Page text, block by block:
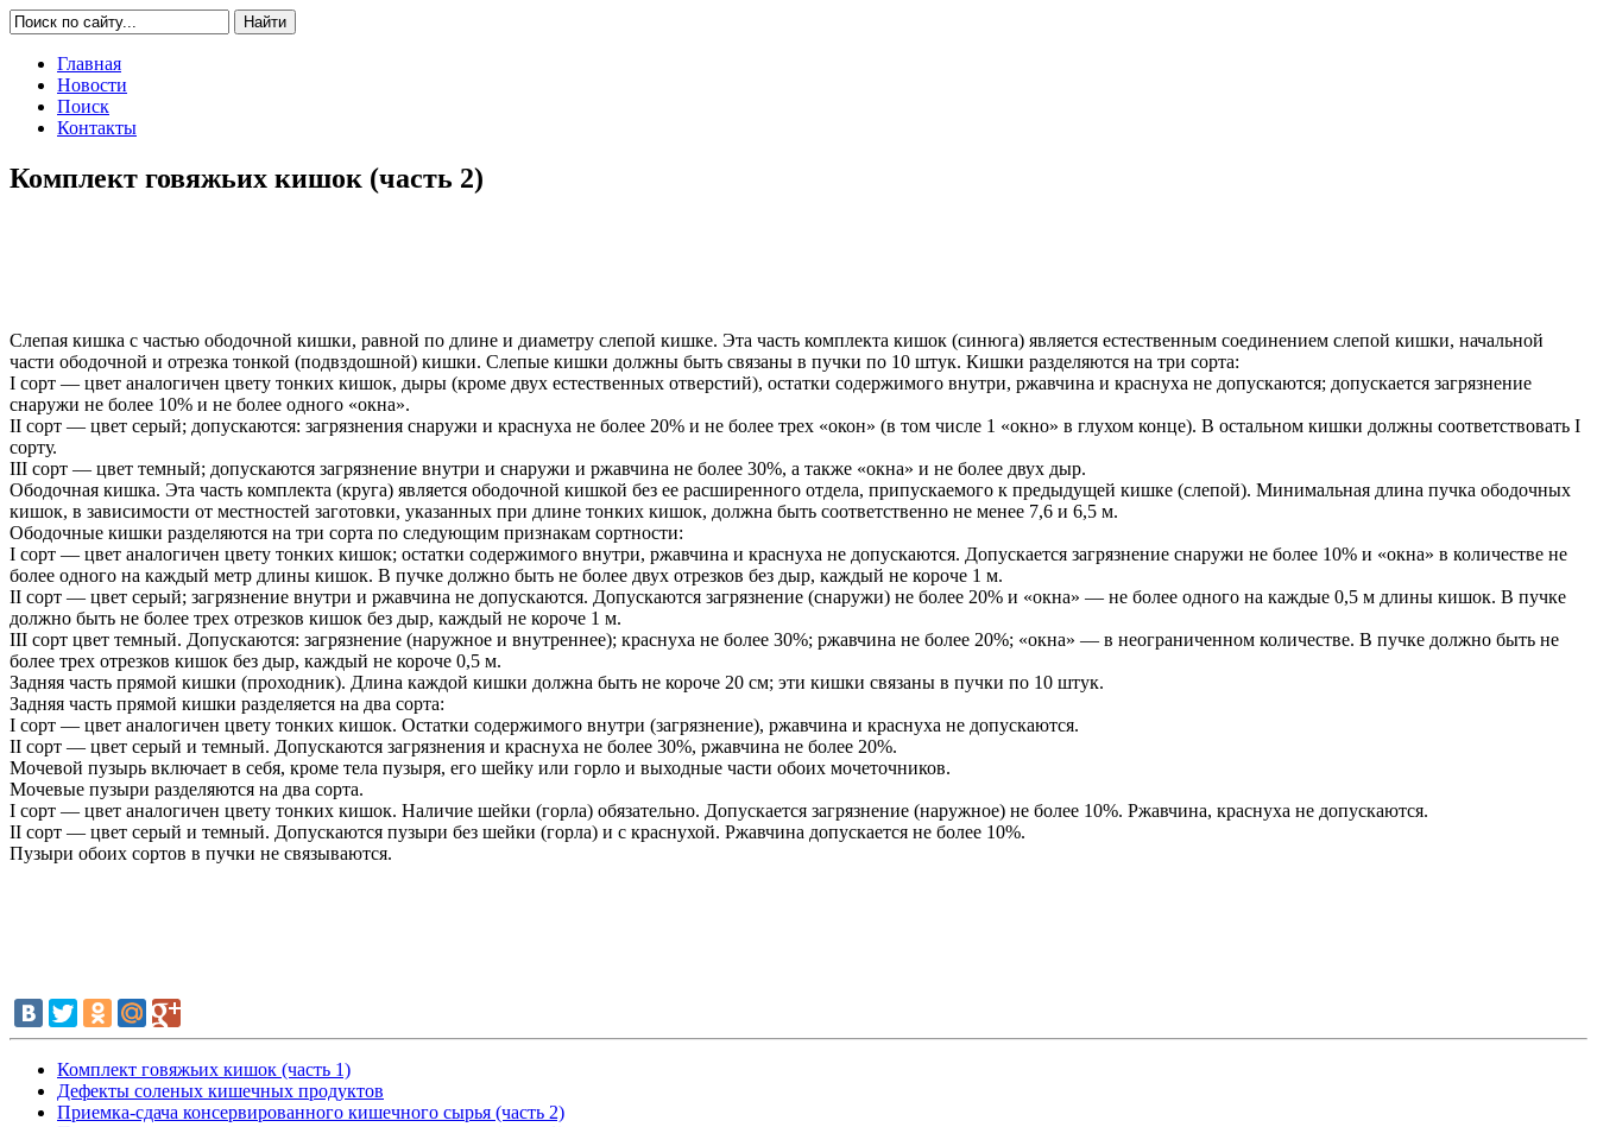
Главная
Новости
Поиск
Контакты
Комплект говяжьих кишок (часть 2)
Слепая кишка с частью ободочной кишки, равной по длине и диаметру слепой кишке. Эта часть комплекта кишок (синюга) является естественным соединением слепой кишки, начальной
части ободочной и отрезка тонкой (подвздошной) кишки. Слепые кишки должны быть связаны в пучки по 10 штук. Кишки разделяются на три сорта:
I сорт — цвет аналогичен цвету тонких кишок, дыры (кроме двух естественных отверстий), остатки содержимого внутри, ржавчина и краснуха не допускаются; допускается загрязнение
снаружи не более 10% и не более одного «окна».
II сорт — цвет серый; допускаются: загрязнения снаружи и краснуха не более 20% и не более трех «окон» (в том числе 1 «окно» в глухом конце). В остальном кишки должны соответствовать I
сорту.
III сорт — цвет темный; допускаются загрязнение внутри и снаружи и ржавчина не более 30%, а также «окна» и не более двух дыр.
Ободочная кишка. Эта часть комплекта (круга) является ободочной кишкой без ее расширенного отдела, припускаемого к предыдущей кишке (слепой). Минимальная длина пучка ободочных
кишок, в зависимости от местностей заготовки, указанных при длине тонких кишок, должна быть соответственно не менее 7,6 и 6,5 м.
Ободочные кишки разделяются на три сорта по следующим признакам сортности:
I сорт — цвет аналогичен цвету тонких кишок; остатки содержимого внутри, ржавчина и краснуха не допускаются. Допускается загрязнение снаружи не более 10% и «окна» в количестве не
более одного на каждый метр длины кишок. В пучке должно быть не более двух отрезков без дыр, каждый не короче 1 м.
II сорт — цвет серый; загрязнение внутри и ржавчина не допускаются. Допускаются загрязнение (снаружи) не более 20% и «окна» — не более одного на каждые 0,5 м длины кишок. В пучке
должно быть не более трех отрезков кишок без дыр, каждый не короче 1 м.
III сорт цвет темный. Допускаются: загрязнение (наружное и внутреннее); краснуха не более 30%; ржавчина не более 20%; «окна» — в неограниченном количестве. В пучке должно быть не
более трех отрезков кишок без дыр, каждый не короче 0,5 м.
Задняя часть прямой кишки (проходник). Длина каждой кишки должна быть не короче 20 см; эти кишки связаны в пучки по 10 штук.
Задняя часть прямой кишки разделяется на два сорта:
I сорт — цвет аналогичен цвету тонких кишок. Остатки содержимого внутри (загрязнение), ржавчина и краснуха не допускаются.
II сорт — цвет серый и темный. Допускаются загрязнения и краснуха не более 30%, ржавчина не более 20%.
Мочевой пузырь включает в себя, кроме тела пузыря, его шейку или горло и выходные части обоих мочеточников.
Мочевые пузыри разделяются на два сорта.
I сорт — цвет аналогичен цвету тонких кишок. Наличие шейки (горла) обязательно. Допускается загрязнение (наружное) не более 10%. Ржавчина, краснуха не допускаются.
II сорт — цвет серый и темный. Допускаются пузыри без шейки (горла) и с краснухой. Ржавчина допускается не более 10%.
Пузыри обоих сортов в пучки не связываются.
Комплект говяжьих кишок (часть 1)
Дефекты соленых кишечных продуктов
Приемка-сдача консервированного кишечного сырья (часть 2)